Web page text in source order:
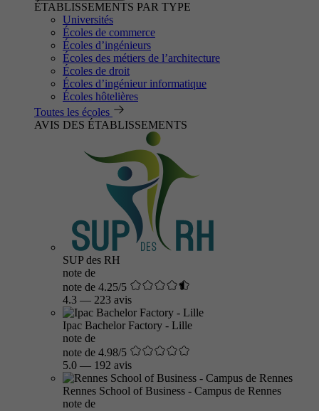
ÉTABLISSEMENTS PAR TYPE
Universités
Écoles de commerce
Écoles d’ingénieurs
Écoles des métiers de l’architecture
Écoles de droit
Écoles d’ingénieur informatique
Écoles hôtelières
Toutes les écoles
AVIS DES ÉTABLISSEMENTS
SUP des RH
note de
note de 4.25/5
4.3 — 223 avis
Ipac Bachelor Factory - Lille
note de
note de 4.98/5
5.0 — 192 avis
Rennes School of Business - Campus de Rennes
note de